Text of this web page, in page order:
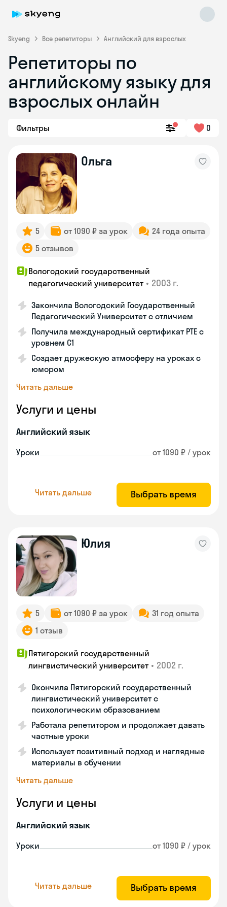
Skyeng Все репетиторы Английский для взрослых
Репетиторы по
английскому языку для
взрослых онлайн
Фильтры 0
Ольга
5 от 1090 ₽ за урок
24 года опыта
5 отзывов
Вологодский государственный
педагогический университет • 2003 г.
Закончила Вологодский Государственный
Педагогический Университет с отличием
Получила международный сертификат PTE с
уровнем C1
Создает дружескую атмосферу на уроках с
юмором
Читать дальше
Услуги и цены
Английский язык
Уроки от 1090 ₽ / урок
Читать дальше Выбрать время
Юлия
5 от 1090 ₽ за урок
31 год опыта
1 отзыв
Пятигорский государственный
лингвистический университет • 2002 г.
Окончила Пятигорский государственный
лингвистический университет с
психологическим образованием
Работала репетитором и продолжает давать
частные уроки
Использует позитивный подход и наглядные
материалы в обучении
Читать дальше
Услуги и цены
Английский язык
Уроки от 1090 ₽ / урок
Читать дальше Выбрать время
Skyeng Chat